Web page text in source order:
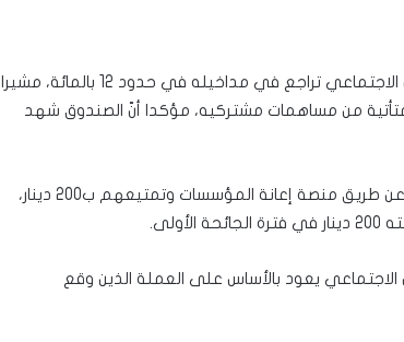
وبين أنه في شهر أفريل شهد الصندوق الوطني للضمان الاجتماعي تراجع في مداخيله في حدود 12 بالمائة، مشيرا
من مساهمات مشتركيه، مؤكدا أنّ الصندوق شهد
وفيما يخص اصحاب العملة المنخرطين تم التكفل بهم عن طريق منصة إعانة المؤسسات وتمتيعهم ب200 دينار،
الاجتماعي يعود بالأساس على العملة الذين وقع